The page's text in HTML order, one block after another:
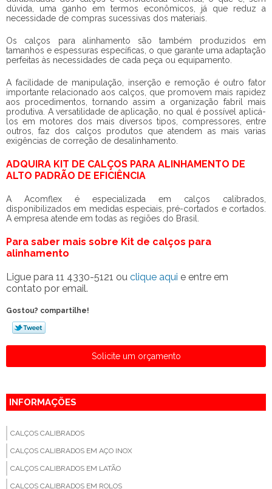
dúvida, uma ganho em termos econômicos, já que reduz a
necessidade de compras sucessivas dos materiais.
Os calços para alinhamento são também produzidos em
tamanhos e espessuras específicas, o que garante uma adaptação
perfeitas às necessidades de cada peça ou equipamento.
A facilidade de manipulação, inserção e remoção é outro fator
importante relacionado aos calços, que promovem mais rapidez
aos procedimentos, tornando assim a organização fabril mais
produtiva. A versatilidade de aplicação, no qual é possível aplicá-
los em motores dos mais diversos tipos, compressores, entre
outros, faz dos calços produtos que atendem as mais varias
exigências de correção de desalinhamento.
ADQUIRA KIT DE CALÇOS PARA ALINHAMENTO DE
ALTO PADRÃO DE EFICIÊNCIA
A Acomflex é especializada em calços calibrados,
disponibilizados em medidas especiais, pré-cortados e cortados.
A empresa atende em todas as regiões do Brasil.
Para saber mais sobre Kit de calços para
alinhamento
Ligue para 11 4330-5121 ou clique aqui e entre em
contato por email.
Gostou? compartilhe!
Solicite um orçamento
INFORMAÇÕES
CALÇOS CALIBRADOS
CALÇOS CALIBRADOS EM AÇO INOX
CALÇOS CALIBRADOS EM LATÃO
CALÇOS CALIBRADOS EM ROLOS